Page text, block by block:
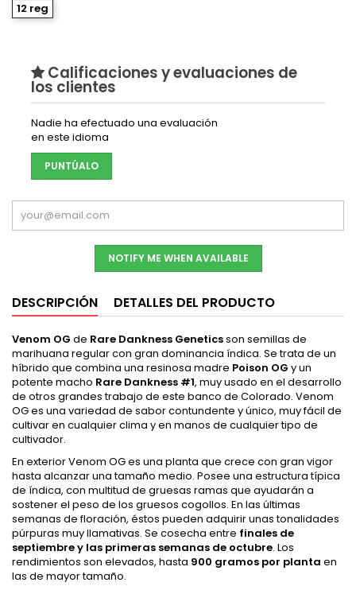
12 reg
Calificaciones y evaluaciones de
los clientes
Nadie ha efectuado una evaluación
en este idioma
PUNTÚALO
NOTIFY ME WHEN AVAILABLE
DESCRIPCIÓN DETALLES DEL PRODUCTO
Venom OG de Rare Dankness Geneticsson semillas de
marihuana regular con gran dominancia índica. Se trata de un
híbrido que combina una resinosa madre Poison OG y un
potente macho Rare Dankness #1, muy usado en el desarrollo
de otros grandes trabajo de este banco de Colorado. Venom
OG es una variedad de sabor contundente y único, muy fácil de
cultivar en cualquier clima y en manos de cualquier tipo de
cultivador.
En exterior Venom OG es una planta que crece con gran vigor
hasta alcanzar una tamaño medio. Posee una estructura típica
de índica, con multitud de gruesas ramas que ayudarán a
sostener el peso de los gruesos cogollos. En las últimas
semanas de floración, éstos pueden adquirir unas tonalidades
púrpuras muy llamativas. Se cosecha entre finales de
septiembre y las primeras semanas de octubre. Los
rendimientos son elevados, hasta 900 gramos por planta en
las de mayor tamaño.